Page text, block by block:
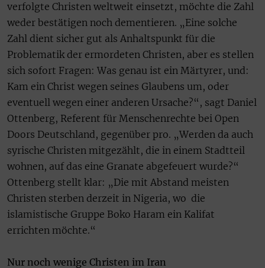
verfolgte Christen weltweit einsetzt, möchte die Zahl
weder bestätigen noch dementieren. „Eine solche
Zahl dient sicher gut als Anhaltspunkt für die
Problematik der ermordeten Christen, aber es stellen
sich sofort Fragen: Was genau ist ein Märtyrer, und:
Kam ein Christ wegen seines Glaubens um, oder
eventuell wegen einer anderen Ursache?“, sagt Daniel
Ottenberg, Referent für Menschenrechte bei Open
Doors Deutschland, gegenüber pro. „Werden da auch
syrische Christen mitgezählt, die in einem Stadtteil
wohnen, auf das eine Granate abgefeuert wurde?“
Ottenberg stellt klar: „Die mit Abstand meisten
Christen sterben derzeit in Nigeria, wo die
islamistische Gruppe Boko Haram ein Kalifat
errichten möchte.“
Nur noch wenige Christen im Iran